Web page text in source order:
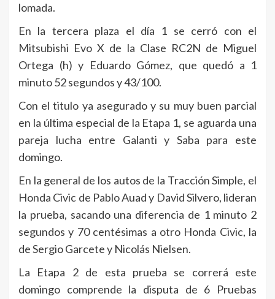
lomada.
En la tercera plaza el día 1 se cerró con el
Mitsubishi Evo X de la Clase RC2N de Miguel
Ortega (h) y Eduardo Gómez, que quedó a 1
minuto 52 segundos y 43/100.
Con el titulo ya asegurado y su muy buen parcial
en la última especial de la Etapa 1, se aguarda una
pareja lucha entre Galanti y Saba para este
domingo.
En la general de los autos de la Tracción Simple, el
Honda Civic de Pablo Auad y David Silvero, lideran
la prueba, sacando una diferencia de 1 minuto 2
segundos y 70 centésimas a otro Honda Civic, la
de Sergio Garcete y Nicolás Nielsen.
La Etapa 2 de esta prueba se correrá este
domingo comprende la disputa de 6 Pruebas